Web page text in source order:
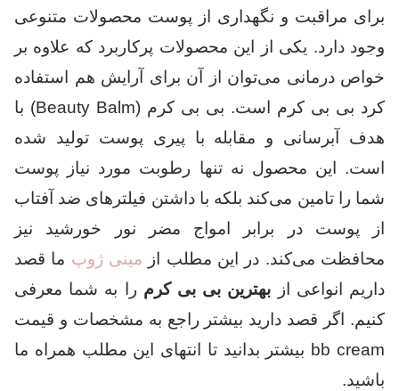
برای مراقبت و نگهداری از پوست محصولات متنوعی
وجود دارد. یکی از این محصولات پرکاربرد که علاوه بر
خواص درمانی می‌توان از آن برای آرایش هم استفاده
کرد بی بی کرم است. بی بی کرم (Beauty Balm) با
هدف آبرسانی و مقابله با پیری پوست تولید شده
است. این محصول نه تنها رطوبت مورد نیاز پوست
شما را تامین می‌کند بلکه با داشتن فیلترهای ضد آفتاب
از پوست در برابر امواج مضر نور خورشید نیز
محافظت می‌کند. در این مطلب از مینی ژوپ ما قصد
داریم انواعی از بهترین بی بی کرم را به شما معرفی
کنیم. اگر قصد دارید بیشتر راجع به مشخصات و قیمت
bb cream بیشتر بدانید تا انتهای این مطلب همراه ما
باشید.